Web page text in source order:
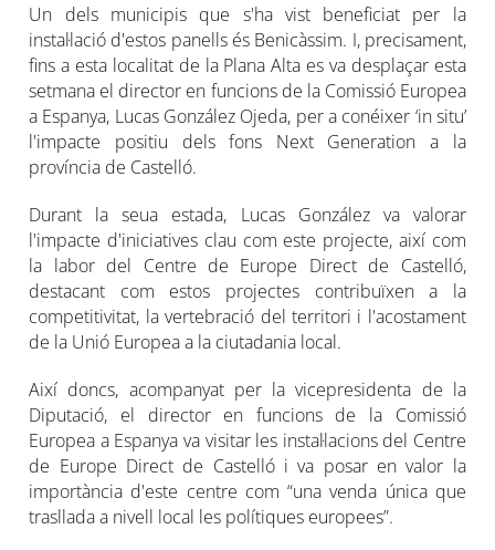
Un dels municipis que s'ha vist beneficiat per la
instal·lació d'estos panells és Benicàssim. I, precisament,
fins a esta localitat de la Plana Alta es va desplaçar esta
setmana el director en funcions de la Comissió Europea
a Espanya, Lucas González Ojeda, per a conéixer ‘in situ’
l'impacte positiu dels fons Next Generation a la
província de Castelló.
Durant la seua estada, Lucas González va valorar
l'impacte d'iniciatives clau com este projecte, així com
la labor del Centre de Europe Direct de Castelló,
destacant com estos projectes contribuïxen a la
competitivitat, la vertebració del territori i l'acostament
de la Unió Europea a la ciutadania local.
Així doncs, acompanyat per la vicepresidenta de la
Diputació, el director en funcions de la Comissió
Europea a Espanya va visitar les instal·lacions del Centre
de Europe Direct de Castelló i va posar en valor la
importància d'este centre com “una venda única que
trasllada a nivell local les polítiques europees”.